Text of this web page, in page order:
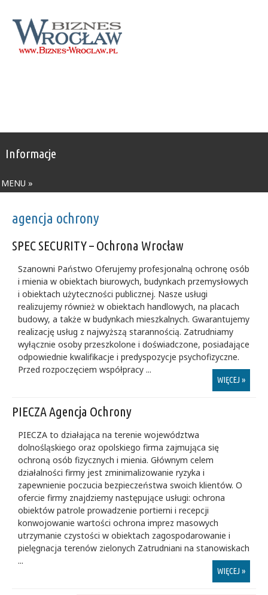
Informacje
MENU »
agencja ochrony
SPEC SECURITY – Ochrona Wrocław
Szanowni Państwo Oferujemy profesjonalną ochronę osób
i mienia w obiektach biurowych, budynkach przemysłowych
i obiektach użyteczności publicznej. Nasze usługi
realizujemy również w obiektach handlowych, na placach
budowy, a także w budynkach mieszkalnych. Gwarantujemy
realizację usług z najwyższą starannością. Zatrudniamy
wyłącznie osoby przeszkolone i doświadczone, posiadające
odpowiednie kwalifikacje i predyspozycje psychofizyczne.
Przed rozpoczęciem współpracy ...
WIĘCEJ »
PIECZA Agencja Ochrony
PIECZA to działająca na terenie województwa
dolnośląskiego oraz opolskiego firma zajmująca się
ochroną osób fizycznych i mienia. Głównym celem
działalności firmy jest zminimalizowanie ryzyka i
zapewnienie poczucia bezpieczeństwa swoich klientów. O
ofercie firmy znajdziemy następujące usługi: ochrona
obiektów patrole prowadzenie portierni i recepcji
konwojowanie wartości ochrona imprez masowych
utrzymanie czystości w obiektach zagospodarowanie i
pielęgnacja terenów zielonych Zatrudniani na stanowiskach
...
WIĘCEJ »